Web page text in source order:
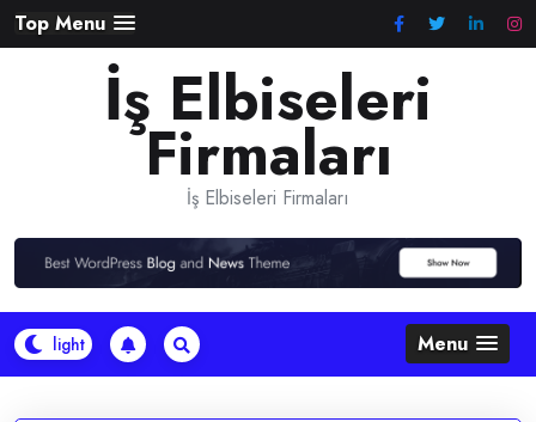
Skip
to
Top Menu
İş Elbiseleri
Firmaları
İş Elbiseleri Firmaları
Menu